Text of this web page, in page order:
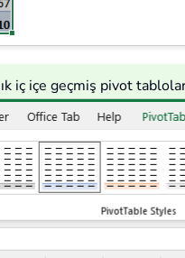
iç içe geçmiş pivot